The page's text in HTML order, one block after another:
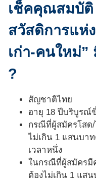
เช็คคุณสมบัติ
สวัสดิการแห่
เก่า-คนใหม่”
?
สัญชาติไทย
อายุ 18 ปีบริบูรณ์
กรณีที่ผู้สมัครโสด
ไม่เกิน 1 แสนบา
เวลาหนึ่ง
ในกรณีที่ผู้สมัครมี
ต้องไม่เกิน 1 แส